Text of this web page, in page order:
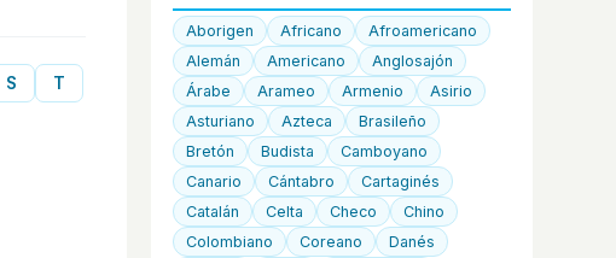
S
T
Aborigen Africano
Afroamericano
Alemán
Americano
Anglosajón
Árabe
Arameo Armenio
Asirio
Asturiano
Azteca
Brasileño
Bretón
Budista
Camboyano
Canario
Cántabro
Cartaginés
Catalán
Celta Checo
Chino
Colombiano
Coreano
Danés